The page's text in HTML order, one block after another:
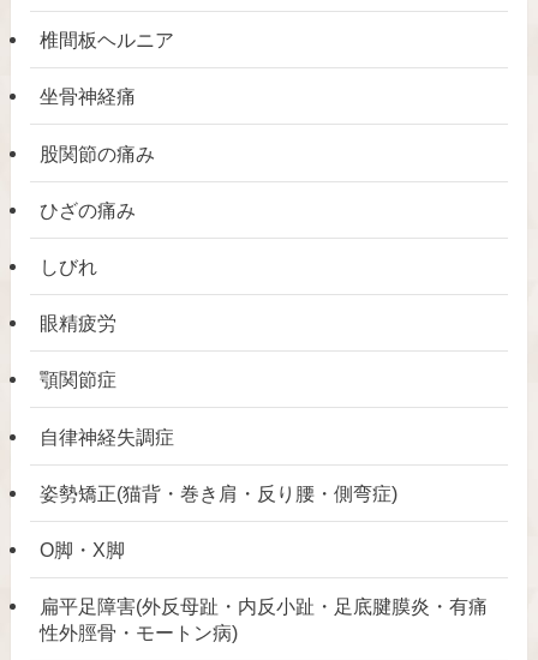
椎間板ヘルニア
坐骨神経痛
股関節の痛み
ひざの痛み
しびれ
眼精疲労
顎関節症
自律神経失調症
姿勢矯正(猫背・巻き肩・反り腰・側弯症)
O脚・X脚
扁平足障害(外反母趾・内反小趾・足底腱膜炎・有痛
性外脛骨・モートン病)